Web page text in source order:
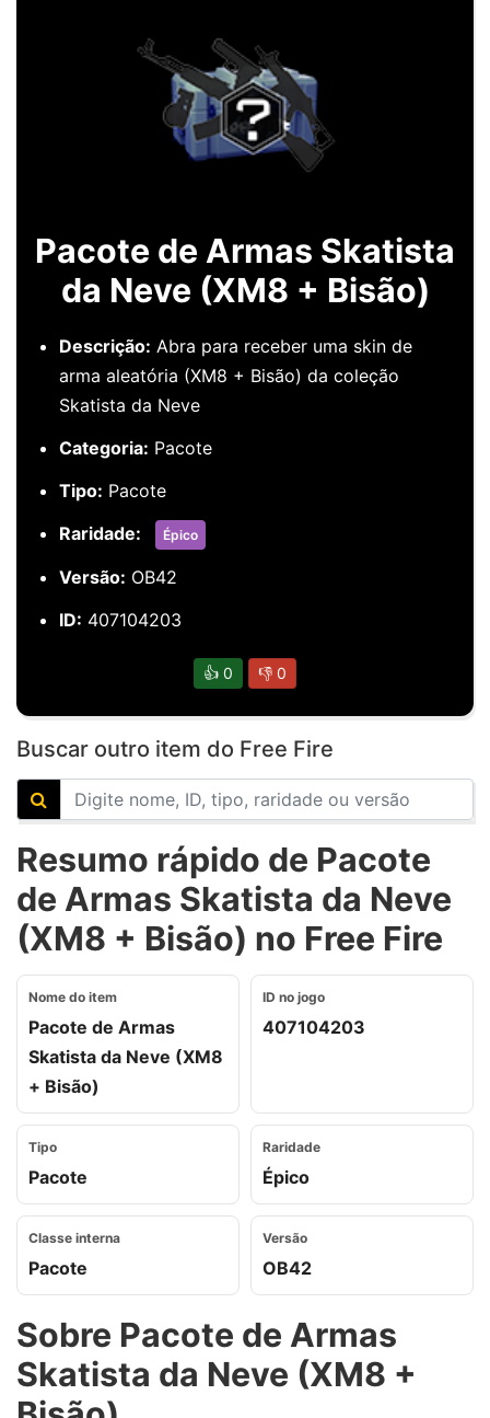
Pacote de Armas Skatista
da Neve (XM8 + Bisão)
Descrição: Abra para receber uma skin de
arma aleatória (XM8 + Bisão) da coleção
Skatista da Neve
Categoria: Pacote
Tipo: Pacote
Raridade:
Épico
Versão: OB42
ID: 407104203
👍 0 👎 0
Buscar outro item do Free Fire
Resumo rápido de Pacote
de Armas Skatista da Neve
(XM8 + Bisão) no Free Fire
Nome do item
Pacote de Armas
Skatista da Neve (XM8
+ Bisão)
ID no jogo
407104203
Tipo
Pacote
Raridade
Épico
Classe interna
Pacote
Versão
OB42
Sobre Pacote de Armas
Skatista da Neve (XM8 +